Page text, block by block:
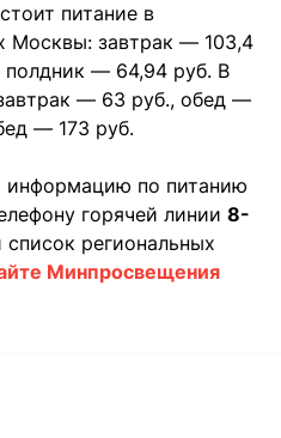
питание в
Москвы: завтрак — 103,4
полдник — 64,94 руб. В
— 63 руб., обед —
— 173 руб.
информацию по питанию
горячей линии 8-
региональных
Минпросвещения